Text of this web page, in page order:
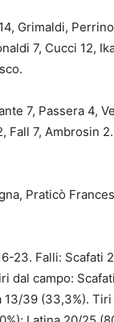
Grimaldi,
7, Cucci 12,
7, Passera 4,
Fall 7, Ambrosin
Praticò
23. Falli:
dal campo:
39 (33,3%).